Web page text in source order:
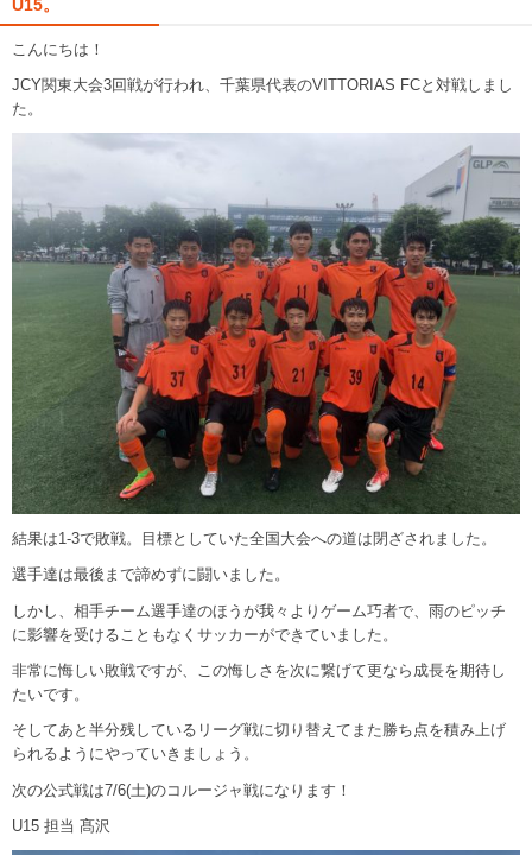
U15。
こんにちは！
JCY関東大会3回戦が行われ、千葉県代表のVITTORIAS FCと対戦しまし
た。
結果は1-3で敗戦。目標としていた全国大会への道は閉ざされました。
選手達は最後まで諦めずに闘いました。
しかし、相手チーム選手達のほうが我々よりゲーム巧者で、雨のピッチ
に影響を受けることもなくサッカーができていました。
非常に悔しい敗戦ですが、この悔しさを次に繋げて更なら成長を期待し
たいです。
そしてあと半分残しているリーグ戦に切り替えてまた勝ち点を積み上げ
られるようにやっていきましょう。
次の公式戦は7/6(土)のコルージャ戦になります！
U15 担当 髙沢